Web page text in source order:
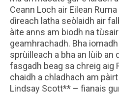
Ceann Loch air Eilean
dìreach latha seòlaidh air
àite anns am biodh na
geamhrachadh. Bha
sprùilleach a bha an lùib an
fasgadh beag sa chreig aig
chaidh a chladhach am
Lindsay Scott** – fianais